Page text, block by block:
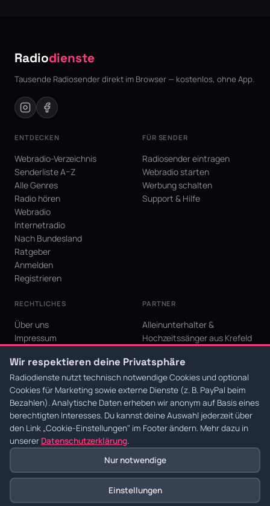
Radiodienste
Tausende Radiosender direkt im Browser — kostenlos, ohne App.
ENTDECKEN
Webradio-Verzeichnis
Senderliste A–Z
Alle Genres
Radio hören
Webradio
Internetradio
Nach Bundesland
Ratgeber
Anmelden
Registrieren
FÜR SENDER
Radiosender eintragen
Webradio starten
Werbung schalten
Support & Hilfe
RECHTLICHES
Über uns
Impressum
AGB
Cookie-Einstellungen
PARTNER
Alleinunterhalter &
Hochzeitssänger aus Krefeld
Krefeld für den Niederrhein
© 2026 Radiodienste. Alle Rechte vorbehalten.·Datenschutz·AGB·
Impressum
Wir respektieren deine Privatsphäre
Radiodienste nutzt technisch notwendige Cookies und optional
Cookies für Marketing sowie externe Dienste (z. B. PayPal beim
Bezahlen). Analytische Daten erheben wir anonym auf Basis eines
berechtigten Interesses. Du kannst deine Auswahl jederzeit über
den Link „Cookie-Einstellungen" im Footer ändern. Mehr dazu in
unserer Datenschutzerklärung.
Nur notwendige
Einstellungen